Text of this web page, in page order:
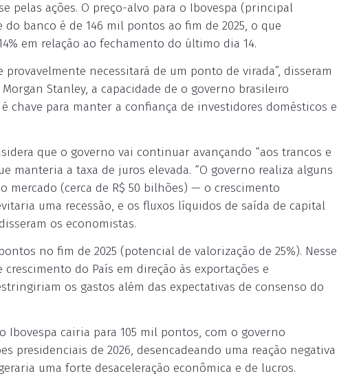
pelas ações. O preço-alvo para o Ibovespa (principal
banco é de 146 mil pontos ao fim de 2025, o que
em relação ao fechamento do último dia 14.
necessitará de um ponto de virada”, disseram
Stanley, a capacidade de o governo brasileiro
chave para manter a confiança de investidores domésticos e
que o governo vai continuar avançando “aos trancos e
manteria a taxa de juros elevada. “O governo realiza alguns
mercado (cerca de R$ 50 bilhões) — o crescimento
uma recessão, e os fluxos líquidos de saída de capital
os economistas.
no fim de 2025 (potencial de valorização de 25%). Nesse
do País em direção às exportações e
os gastos além das expectativas de consenso do
Ibovespa cairia para 105 mil pontos, com o governo
presidenciais de 2026, desencadeando uma reação negativa
uma forte desaceleração econômica e de lucros.